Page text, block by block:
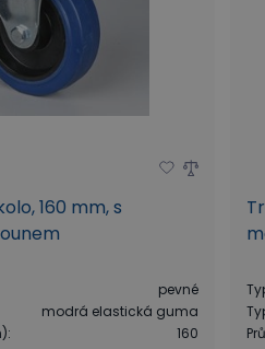
160 mm, s
pevné
modrá elastická guma
: 160